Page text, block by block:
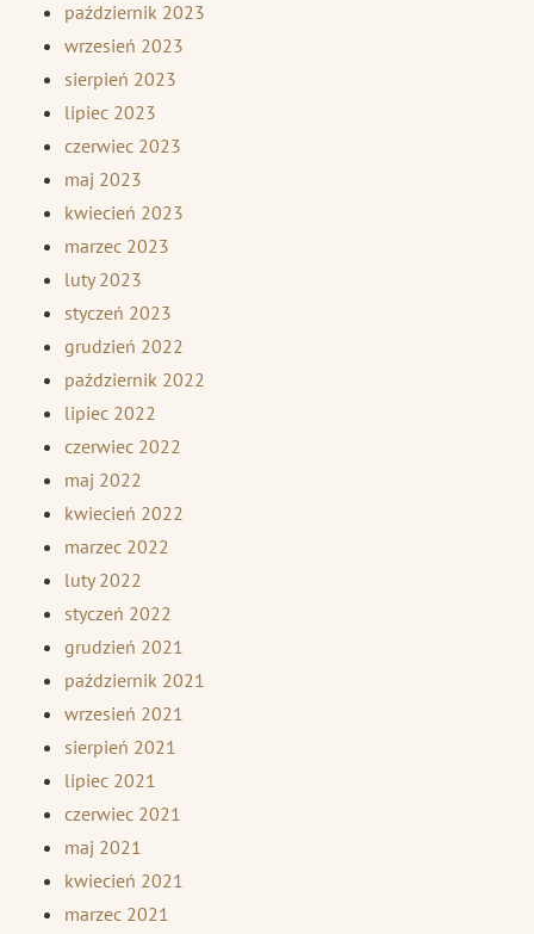
październik 2023
wrzesień 2023
sierpień 2023
lipiec 2023
czerwiec 2023
maj 2023
kwiecień 2023
marzec 2023
luty 2023
styczeń 2023
grudzień 2022
październik 2022
lipiec 2022
czerwiec 2022
maj 2022
kwiecień 2022
marzec 2022
luty 2022
styczeń 2022
grudzień 2021
październik 2021
wrzesień 2021
sierpień 2021
lipiec 2021
czerwiec 2021
maj 2021
kwiecień 2021
marzec 2021